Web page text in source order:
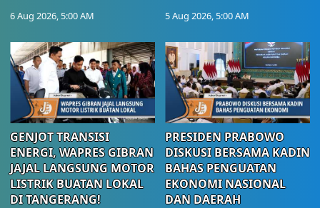
6 Aug 2026, 5:00 AM 5 Aug 2026, 5:00 AM
GENJOT TRANSISI
ENERGI, WAPRES GIBRAN
JAJAL LANGSUNG MOTOR
LISTRIK BUATAN LOKAL
DI TANGERANG!
PRESIDEN PRABOWO
DISKUSI BERSAMA KADIN
BAHAS PENGUATAN
EKONOMI NASIONAL
DAN DAERAH